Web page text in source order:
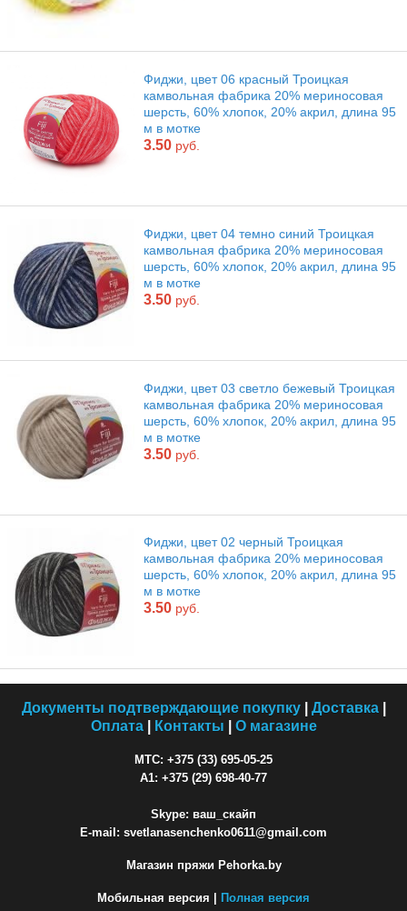
Фиджи, цвет 06 красный Троицкая
камвольная фабрика 20% мериносовая
шерсть, 60% хлопок, 20% акрил, длина 95
м в мотке
3.50 руб.
Фиджи, цвет 04 темно синий Троицкая
камвольная фабрика 20% мериносовая
шерсть, 60% хлопок, 20% акрил, длина 95
м в мотке
3.50 руб.
Фиджи, цвет 03 светло бежевый Троицкая
камвольная фабрика 20% мериносовая
шерсть, 60% хлопок, 20% акрил, длина 95
м в мотке
3.50 руб.
Фиджи, цвет 02 черный Троицкая
камвольная фабрика 20% мериносовая
шерсть, 60% хлопок, 20% акрил, длина 95
м в мотке
3.50 руб.
Документы подтверждающие покупку| Доставка|
Оплата| Контакты О магазине
МТС: +375 (33) 695-05-25
A1: +375 (29) 698-40-77
Skype: ваш_скайп
E-mail: svetlanasenchenko0611@gmail.com
Магазин пряжи Pehorka.by
Мобильная версия | Полная версия